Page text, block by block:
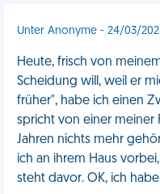
Unter Anonyme - 24/03/
Heute, frisch von
Scheidung will, weil er
früher", habe ich einen
spricht von einer meiner
Jahren nichts mehr
ich an ihrem Haus
steht davor. OK, ich